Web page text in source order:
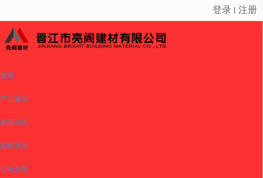
很遗憾，因您的浏览器版本过低导致无法获得最佳浏览体验，推荐下载安装谷歌浏览器！
登录 注册
首页
产品展示
新闻动态
案例展示
公司介绍